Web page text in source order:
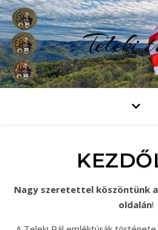
Teleki
Nagy szeretettel köszöntünk a Teleki Pál emléktúrák
oldalán!